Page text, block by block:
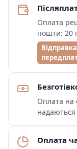
Оплата
пошти: 20
Оплата на
Оплата